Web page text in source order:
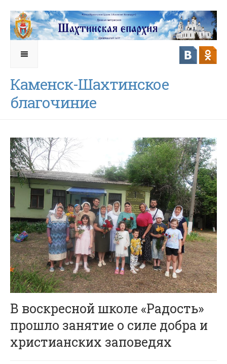
Каменск-Шахтинское
благочиние
В воскресной школе «Радость»
прошло занятие о силе добра и
христианских заповедях